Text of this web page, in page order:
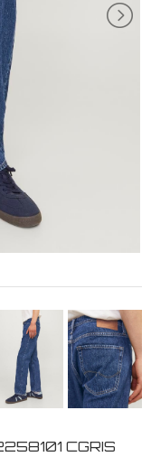
CGRIS